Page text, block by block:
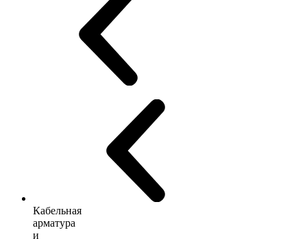
Кабельная
арматура
и